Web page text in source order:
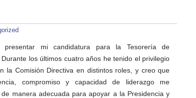
presentar mi candidatura para la Tesorería de
Durante los últimos cuatro años he tenido el privilegio
la Comisión Directiva en distintos roles, y creo que
compromiso y capacidad de liderazgo me
de manera adecuada para apoyar a la Presidencia y